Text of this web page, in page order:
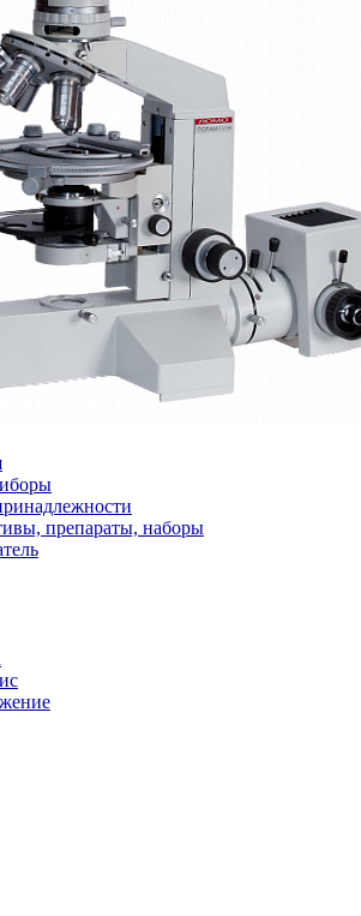
препараты, наборы